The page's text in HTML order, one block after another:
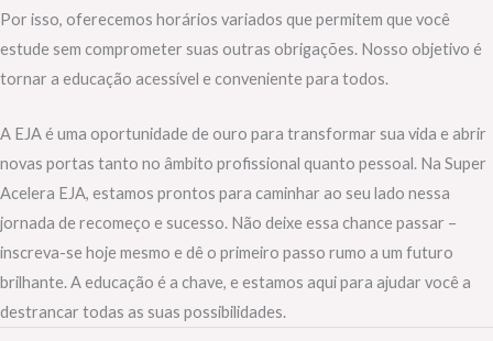
Por isso, oferecemos horários variados que permitem que você
estude sem comprometer suas outras obrigações. Nosso objetivo é
tornar a educação acessível e conveniente para todos.
A EJA é uma oportunidade de ouro para transformar sua vida e abrir
novas portas tanto no âmbito profissional quanto pessoal. Na Super
Acelera EJA, estamos prontos para caminhar ao seu lado nessa
jornada de recomeço e sucesso. Não deixe essa chance passar –
inscreva-se hoje mesmo e dê o primeiro passo rumo a um futuro
brilhante. A educação é a chave, e estamos aqui para ajudar você a
destrancar todas as suas possibilidades.